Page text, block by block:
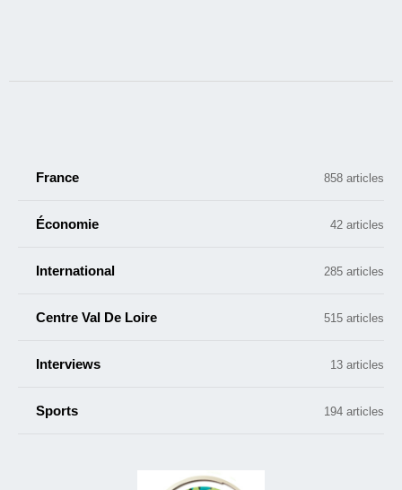
France 858 articles
Économie 42 articles
International 285 articles
Centre Val De Loire 515 articles
Interviews 13 articles
Sports 194 articles